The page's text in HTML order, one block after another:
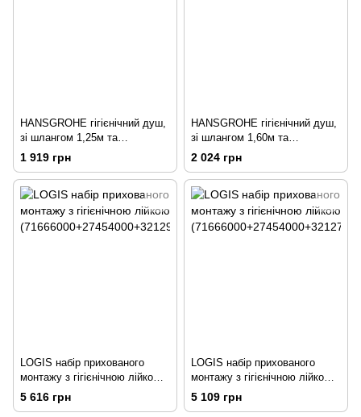
HANSGROHE гігієнічний душ,
зі шлангом 1,25м та
тримачем, білий/хром
1 919 грн
HANSGROHE гігієнічний душ,
зі шлангом 1,60м та
тримачем, білий/хром
2 024 грн
LOGIS набір прихованого
монтажу з гігієнічною лійкою
(71666000+27454000+3212900
5 616 грн
LOGIS набір прихованого
монтажу з гігієнічною лійкою
(71666000+27454000+3212700
5 109 грн